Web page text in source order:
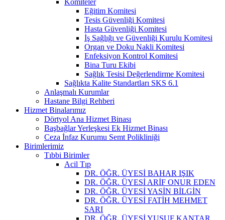
Eğitim Komitesi
Tesis Güvenliği Komitesi
Hasta Güvenliği Komitesi
İş Sağlığı ve Güvenliği Kurulu Komitesi
Organ ve Doku Nakli Komitesi
Enfeksiyon Kontrol Komitesi
Bina Turu Ekibi
Sağlık Tesisi Değerlendirme Komitesi
Sağlıkta Kalite Standartları SKS 6.1
Anlaşmalı Kurumlar
Hastane Bilgi Rehberi
Hizmet Binalarımız
Dörtyol Ana Hizmet Binası
Başbağlar Yerleşkesi Ek Hizmet Binası
Ceza İnfaz Kurumu Semt Polikliniği
Birimlerimiz
Tıbbi Birimler
Acil Tıp
DR. ÖĞR. ÜYESİ BAHAR IŞIK
DR. ÖĞR. ÜYESİ ARİF ONUR EDEN
DR. ÖĞR. ÜYESİ YASİN BİLGİN
DR. ÖĞR. ÜYESİ FATİH MEHMET
SARI
DR. ÖĞR. ÜYESİ YUSUF KANTAR